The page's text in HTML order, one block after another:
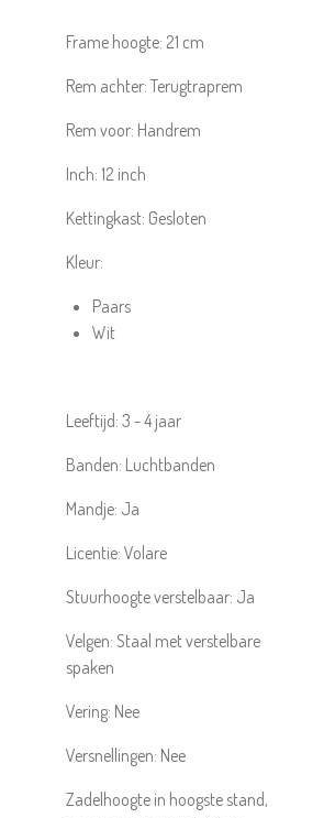
Frame hoogte: 21 cm
Rem achter: Terugtraprem
Rem voor: Handrem
Inch: 12 inch
Kettingkast: Gesloten
Kleur:
Paars
Wit
Leeftijd: 3 - 4 jaar
Banden: Luchtbanden
Mandje: Ja
Licentie: Volare
Stuurhoogte verstelbaar: Ja
Velgen: Staal met verstelbare
spaken
Vering: Nee
Versnellingen: Nee
Zadelhoogte in hoogste stand,